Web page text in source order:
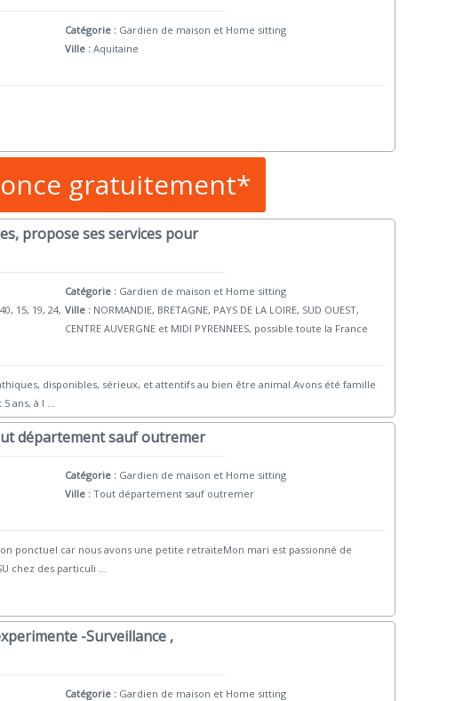
Catégorie : Gardien de maison et Home sitting
Ville : Aquitaine
gratuitement*
propose ses services pour
15, 19, 24,
Catégorie : Gardien de maison et Home sitting
Ville : NORMANDIE, BRETAGNE, PAYS DE LA LOIRE, SUD OUEST,
CENTRE AUVERGNE et MIDI PYRENNEES, possible toute la France
disponibles, sérieux, et attentifs au bien être animal.Avons été famille
ans, à l
département sauf outremer
Catégorie : Gardien de maison et Home sitting
Ville : Tout département sauf outremer
ponctuel car nous avons une petite retraiteMon mari est passionné de
chez des particuli
-Surveillance ,
Catégorie : Gardien de maison et Home sitting